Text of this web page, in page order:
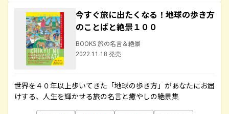
今すぐ旅に出たくなる！地球の歩き方
のことばと絶景１００
BOOKS 旅の名言＆絶景
2022.11.18 発売
世界を４０年以上歩いてきた「地球の歩き方」があなたにお届
けする、人生を輝かせる旅の名言と癒やしの絶景集